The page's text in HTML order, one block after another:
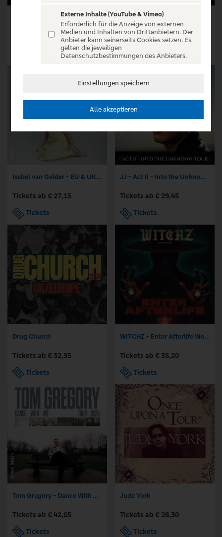
Culk - Smogstar-Tour
Tickets ab € 22,70
Tickets ab € 36,49
Tickets
Isabel van Gelder - EU & UK Tour 2026
Tickets ab € 27,15
Tickets
JJ - Act II - Into the Unknown Tour
Tickets ab € 29,45
Tickets
Drug Church
Tickets ab € 32,35
Tickets
WITCHZ - Enter Afterlife World Tour 2026
Tickets ab € 35,20
Tickets
Tom Gregory - Dance With Me Tour 2026
Tickets ab € 42,05
Tickets
Jude York
Tickets ab € 28,30
Tickets
Externe Inhalte (YouTube & Vimeo)
Erforderlich für die Anzeige von externen
Medien und Inhalten von Drittanbietern. Der
Anbieter kann seinerseits Cookies setzen. Es
gelten die jeweiligen
Datenschutzbestimmungen des Anbieters.
Einstellungen speichern
Alle akzeptieren